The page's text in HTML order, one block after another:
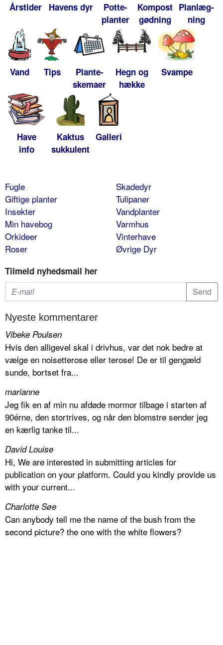
Årstider Havens dyr
Potte-
planter
Kompost
gødning
Planlæg-
ning
Vand Tips
Plante-
skemaer
Hegn og
hække
Svampe
Have
info
Kaktus
sukkulent
Galleri
Fugle
Giftige planter
Insekter
Min havebog
Orkideer
Roser
Skadedyr
Tulipaner
Vandplanter
Varmhus
Vinterhave
Øvrige Dyr
Tilmeld nyhedsmail her
Nyeste kommentarer
Vibeke Poulsen
Hvis den alligevel skal i drivhus, var det nok bedre at
vælge en noisetterose eller terose! De er til gengæld
sunde, bortset fra...
marianne
Jeg fik en af min nu afdøde mormor tilbage i starten af
90érne, den stortrives, og når den blomstre sender jeg
en kærlig tanke til...
David Louise
Hi, We are interested in submitting articles for
publication on your platform. Could you kindly provide us
with your current...
Charlotte Søe
Can anybody tell me the name of the bush from the
second picture? the one with the white flowers?